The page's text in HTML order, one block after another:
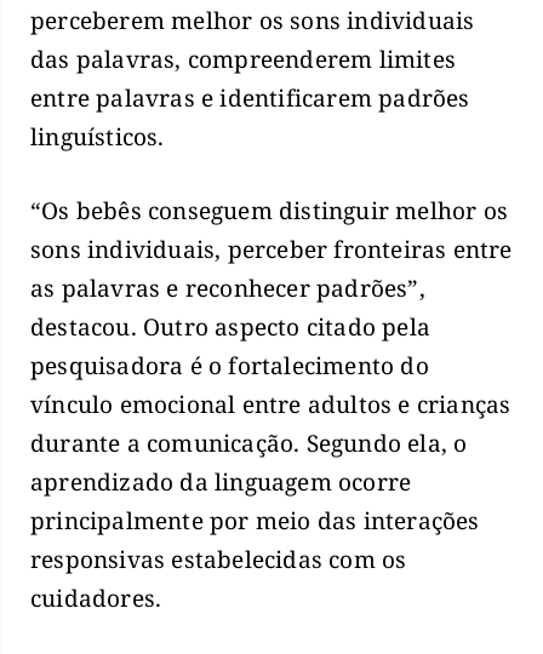
perceberem melhor os sons individuais
das palavras, compreenderem limites
entre palavras e identificarem padrões
linguísticos.
“Os bebês conseguem distinguir melhor os
sons individuais, perceber fronteiras entre
as palavras e reconhecer padrões”,
destacou. Outro aspecto citado pela
pesquisadora é o fortalecimento do
vínculo emocional entre adultos e crianças
durante a comunicação. Segundo ela, o
aprendizado da linguagem ocorre
principalmente por meio das interações
responsivas estabelecidas com os
cuidadores.